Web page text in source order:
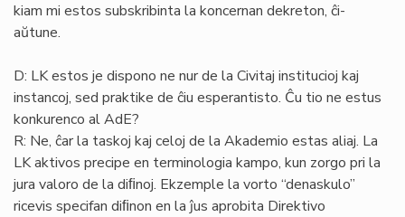
kiam mi estos subskribinta la koncernan dekreton, ĉi-
aŭtune.
D: LK estos je dispono ne nur de la Civitaj institucioj kaj
instancoj, sed praktike de ĉiu esperantisto. Ĉu tio ne estus
konkurenco al AdE?
R: Ne, ĉar la taskoj kaj celoj de la Akademio estas aliaj. La
LK aktivos precipe en terminologia kampo, kun zorgo pri la
jura valoro de la diﬁnoj. Ekzemple la vorto “denaskulo”
ricevis specifan diﬁnon en la ĵus aprobita Direktivo